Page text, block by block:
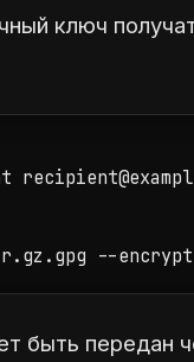
ключ
--encrypt
быть передан